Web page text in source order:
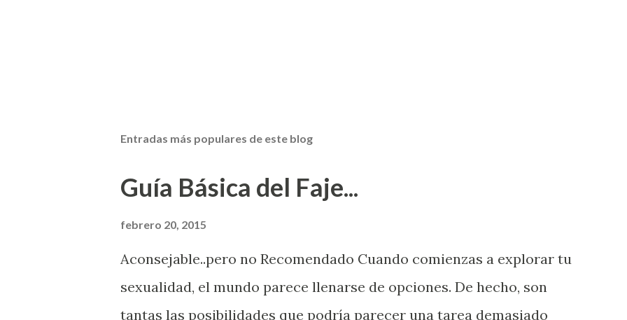
Entradas más populares de este blog
Guía Básica del Faje...
febrero 20, 2015
Aconsejable..pero no Recomendado Cuando comienzas a explorar tu
sexualidad, el mundo parece llenarse de opciones. De hecho, son
tantas las posibilidades que podría parecer una tarea demasiado